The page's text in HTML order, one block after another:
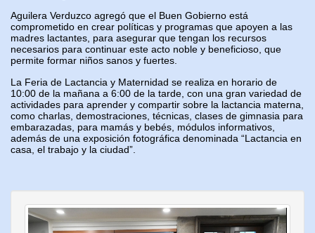
Aguilera Verduzco agregó que el Buen Gobierno está
comprometido en crear políticas y programas que apoyen a las
madres lactantes, para asegurar que tengan los recursos
necesarios para continuar este acto noble y beneficioso, que
permite formar niños sanos y fuertes.
La Feria de Lactancia y Maternidad se realiza en horario de
10:00 de la mañana a 6:00 de la tarde, con una gran variedad de
actividades para aprender y compartir sobre la lactancia materna,
como charlas, demostraciones, técnicas, clases de gimnasia para
embarazadas, para mamás y bebés, módulos informativos,
además de una exposición fotográfica denominada “Lactancia en
casa, el trabajo y la ciudad”.